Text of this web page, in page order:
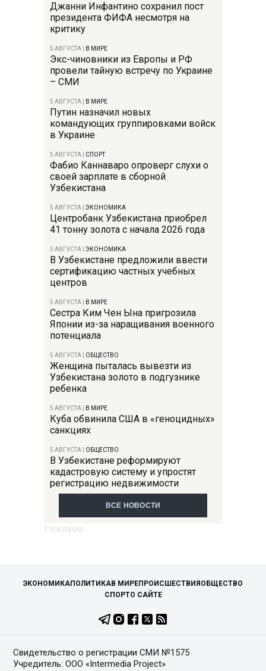
Джанни Инфантино сохранил пост
президента ФИФА несмотря на
критику
5 АВГУСТА В МИРЕ
Экс-чиновники из Европы и РФ
провели тайную встречу по Украине
– СМИ
5 АВГУСТА В МИРЕ
Путин назначил новых
командующих группировками войск
в Украине
5 АВГУСТА СПОРТ
Фабио Каннаваро опроверг слухи о
своей зарплате в сборной
Узбекистана
5 АВГУСТА ЭКОНОМИКА
Центробанк Узбекистана приобрел
41 тонну золота с начала 2026 года
5 АВГУСТА ЭКОНОМИКА
В Узбекистане предложили ввести
сертификацию частных учебных
центров
5 АВГУСТА В МИРЕ
Сестра Ким Чен Ына пригрозила
Японии из-за наращивания военного
потенциала
5 АВГУСТА ОБЩЕСТВО
Женщина пыталась вывезти из
Узбекистана золото в подгузнике
ребенка
5 АВГУСТА В МИРЕ
Куба обвинила США в «геноцидных»
санкциях
5 АВГУСТА ОБЩЕСТВО
В Узбекистане реформируют
кадастровую систему и упростят
регистрацию недвижимости
ВСЕ НОВОСТИ
ЭКОНОМИКАПОЛИТИКАВ МИРЕПРОИСШЕСТВИЯ ОБЩЕСТВО
СПОРТО САЙТЕ
Свидетельство о регистрации СМИ №1575
Учредитель: ООО «Intermedia Project»